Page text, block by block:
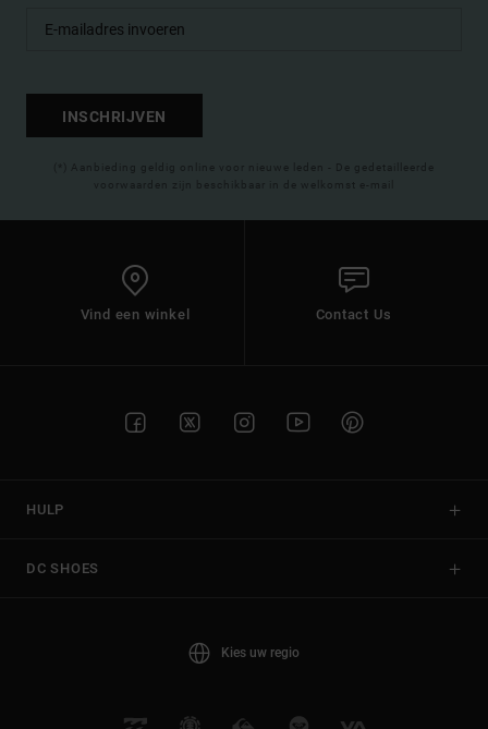
INSCHRIJVEN
(*) Aanbieding geldig online voor nieuwe leden - De gedetailleerde
voorwaarden zijn beschikbaar in de welkomst e-mail
Vind een winkel Contact Us
HULP
DC SHOES
Kies uw regio